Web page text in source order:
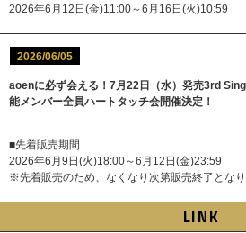
2026年6月12日(金)11:00～6月16日(火)10:59
2026/06/05
aoenに必ず会える！7月22日（水）発売3rd
能メンバー全員ハートタッチ会開催決定！
■先着販売期間
2026年6月9日(火)18:00～6月12日(金)23:59
※先着販売のため、なくなり次第販売終了となり
LINK